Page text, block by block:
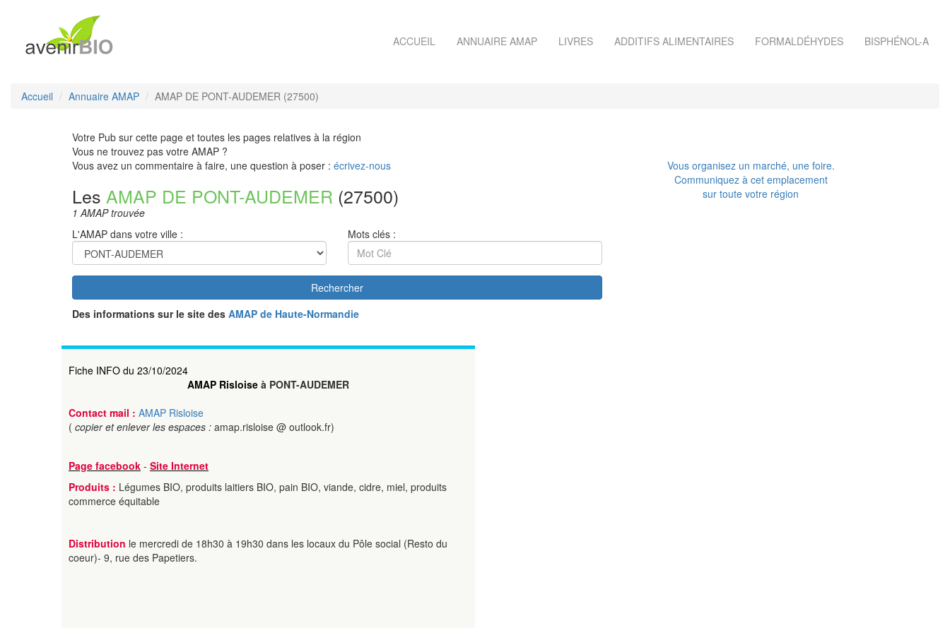
ACCUEIL ANNUAIRE AMAP LIVRES ADDITIFS ALIMENTAIRES FORMALDÉHYDES BISPHÉNOL-A
Accueil Annuaire AMAP AMAP DE PONT-AUDEMER (27500)
Votre Pub sur cette page et toutes les pages relatives à la région
Vous ne trouvez pas votre AMAP ?
Vous avez un commentaire à faire, une question à poser : écrivez-nous
Les AMAP DE PONT-AUDEMER (27500)
1 AMAP trouvée
L'AMAP dans votre ville :
Mots clés :
Rechercher
Des informations sur le site des AMAP de Haute-Normandie
Vous organisez un marché, une foire.
Communiquez à cet emplacement
sur toute votre région
Fiche INFO du 23/10/2024
AMAP Risloise à PONT-AUDEMER
Contact mail : AMAP Risloise
( copier et enlever les espaces : amap.risloise @ outlook.fr)
Page facebook - Site Internet
Produits : Légumes BIO, produits laitiers BIO, pain BIO, viande, cidre, miel, produits
commerce équitable
Distribution le mercredi de 18h30 à 19h30 dans les locaux du Pôle social (Resto du
coeur)- 9, rue des Papetiers.